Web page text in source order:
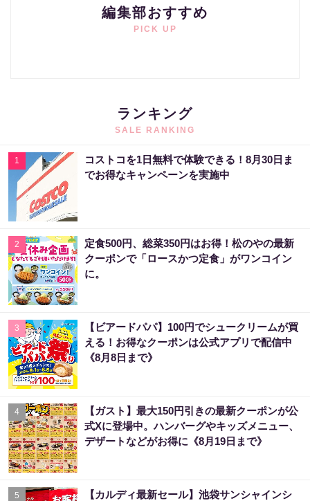
編集部おすすめ
PICK UP
ランキング
SALE RANKING
1
コストコを1日無料で体験できる！8月30日ま
でお得なキャンペーンを実施中
2
定食500円、総菜350円はお得！松のやの最新
クーポンで「ロースかつ定食」がワンコイン
に。
3
【ビアードパパ】100円でシュークリームが買
える！お得なクーポンは公式アプリで配信中
《8月8日まで》
4
【ガスト】最大150円引きの最新クーポンが公
式Xに登場中。ハンバーグやキッズメニュー、
デザートなどがお得に《8月19日まで》
5
【カルディ最新セール】池袋サンシャインシ